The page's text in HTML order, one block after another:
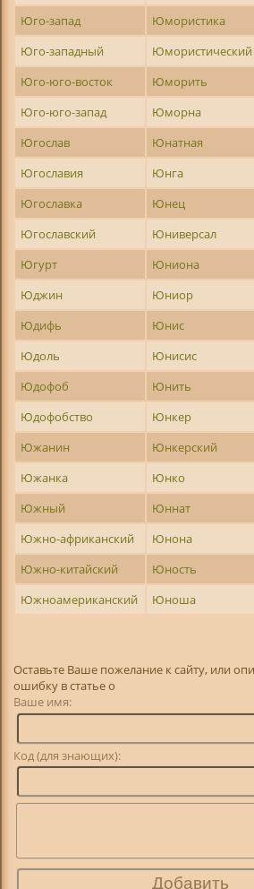
Юго-запад
Юмористика
Юго-западный
Юмористический
Юго-юго-восток
Юморить
Юго-юго-запад
Юморна
Югослав
Юнатная
Югославия
Юнга
Югославка
Юнец
Югославский
Юниверсал
Югурт
Юниона
Юджин
Юниор
Юдифь
Юнис
Юдоль
Юнисис
Юдофоб
Юнить
Юдофобство
Юнкер
Южанин
Юнкерский
Южанка
Юнко
Южный
Юннат
Южно-африканский
Юнона
Южно-китайский
Юность
Южноамериканский
Юноша
Оставьте Ваше пожелание к сайту, или
ошибку в статье о
Ваше имя:
Код (для знающих):